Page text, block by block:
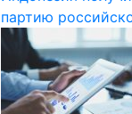
партию